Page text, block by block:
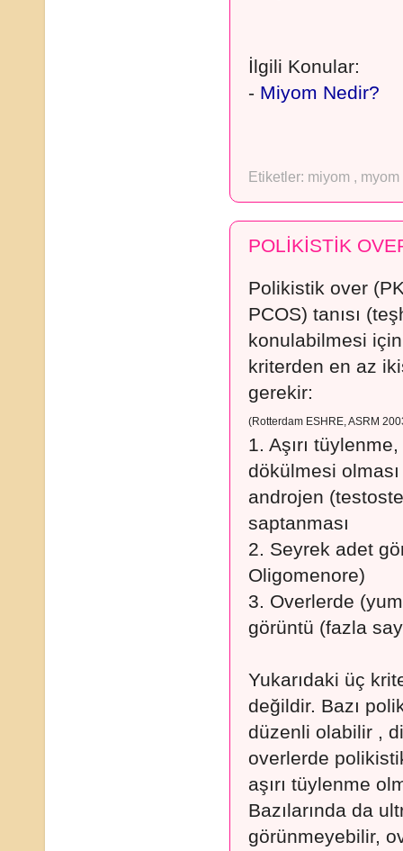
İlgili Konular:
- Miyom Nedir?
Etiketler: miyom , myom
POLİKİSTİK
Polikistik over
PCOS) tanısı
konulabilmesi
kriterden en az
gerekir:
(Rotterdam ESHRE, ASRM
1. Aşırı
dökülmesi
androjen
saptanması
2. Seyrek adet
Oligomenore)
3. Overlerde
görüntü (fazla
Yukarıdaki üç
değildir. Bazı
düzenli olabilir ,
overlerde
aşırı tüylenme
Bazılarında da
görünmeyebilir,